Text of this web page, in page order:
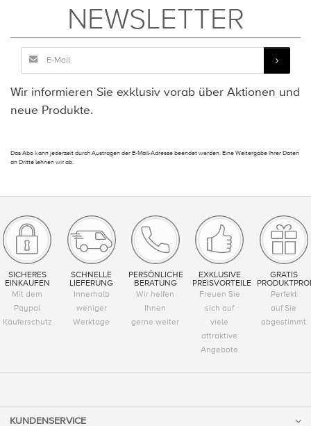
NEWSLETTER
Wir informieren Sie exklusiv vorab über Aktionen und
neue Produkte.
Das Abo kann jederzeit durch Austragen der E-Mail-Adresse beendet werden. Eine Weitergabe Ihrer Daten
an Dritte lehnen wir ab.
SICHERES
EINKAUFEN
Mit dem
Paypal
Käuferschutz
SCHNELLE
LIEFERUNG
Innerhalb
weniger
Werktage
PERSÖNLICHE
BERATUNG
Wir helfen
Ihnen
gerne weiter
EXKLUSIVE
PREISVORTEILE
Freuen Sie
sich auf
viele
attraktive
Angebote
GRATIS
Perfekt
auf Sie
abgestimmt
KUNDENSERVICE